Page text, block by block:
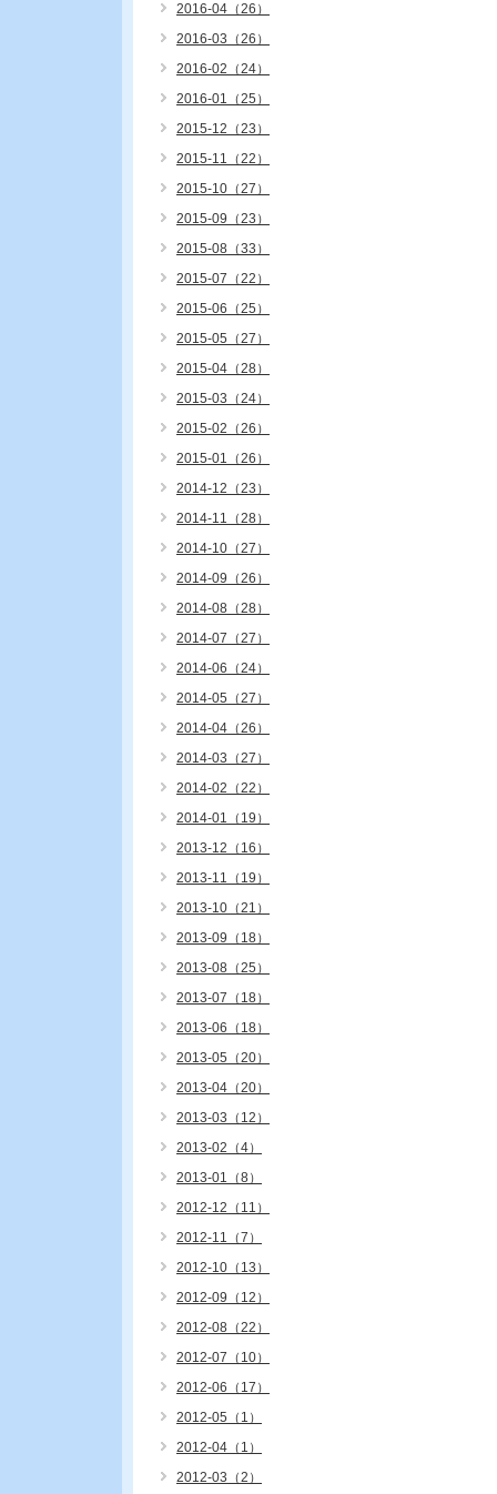
2016-04（26）
2016-03（26）
2016-02（24）
2016-01（25）
2015-12（23）
2015-11（22）
2015-10（27）
2015-09（23）
2015-08（33）
2015-07（22）
2015-06（25）
2015-05（27）
2015-04（28）
2015-03（24）
2015-02（26）
2015-01（26）
2014-12（23）
2014-11（28）
2014-10（27）
2014-09（26）
2014-08（28）
2014-07（27）
2014-06（24）
2014-05（27）
2014-04（26）
2014-03（27）
2014-02（22）
2014-01（19）
2013-12（16）
2013-11（19）
2013-10（21）
2013-09（18）
2013-08（25）
2013-07（18）
2013-06（18）
2013-05（20）
2013-04（20）
2013-03（12）
2013-02（4）
2013-01（8）
2012-12（11）
2012-11（7）
2012-10（13）
2012-09（12）
2012-08（22）
2012-07（10）
2012-06（17）
2012-05（1）
2012-04（1）
2012-03（2）